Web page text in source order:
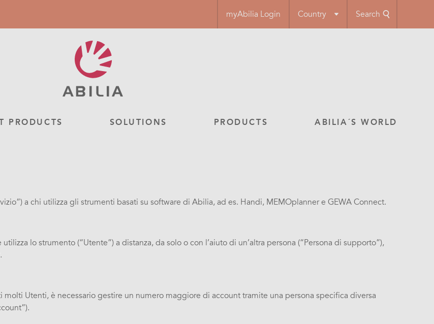
myAbilia Login Country Search
PRODUCTS SOLUTIONS PRODUCTS ABILIA´S WORLD
a chi utilizza gli strumenti basati su software di Abilia, ad es. Handi, MEMOplanner e GEWA Connect.
lo strumento (“Utente”) a distanza, da solo o con l’aiuto di un’altra persona (“Persona di supporto”),
Utenti, è necessario gestire un numero maggiore di account tramite una persona specifica diversa